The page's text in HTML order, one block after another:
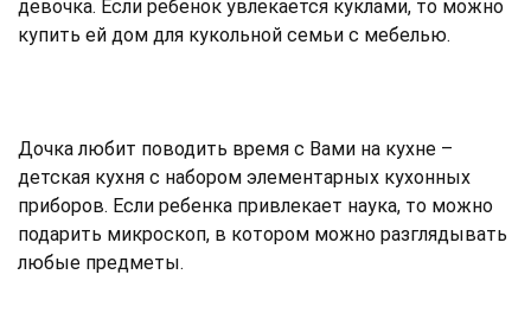
девочка. Если ребенок увлекается куклами, то можно
купить ей дом для кукольной семьи с мебелью.
Дочка любит поводить время с Вами на кухне –
детская кухня с набором элементарных кухонных
приборов. Если ребенка привлекает наука, то можно
подарить микроскоп, в котором можно разглядывать
любые предметы.